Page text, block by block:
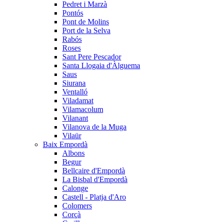
Pedret i Marzà
Pontós
Pont de Molins
Port de la Selva
Rabós
Roses
Sant Pere Pescador
Santa Llogaia d'Àlguema
Saus
Siurana
Ventalló
Viladamat
Vilamacolum
Vilanant
Vilanova de la Muga
Vilaür
Baix Empordà
Albons
Begur
Bellcaire d'Empordà
La Bisbal d'Empordà
Calonge
Castell - Platja d'Aro
Colomers
Corçà